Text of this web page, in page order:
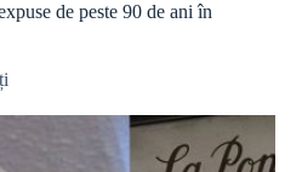
de peste 90 de ani în